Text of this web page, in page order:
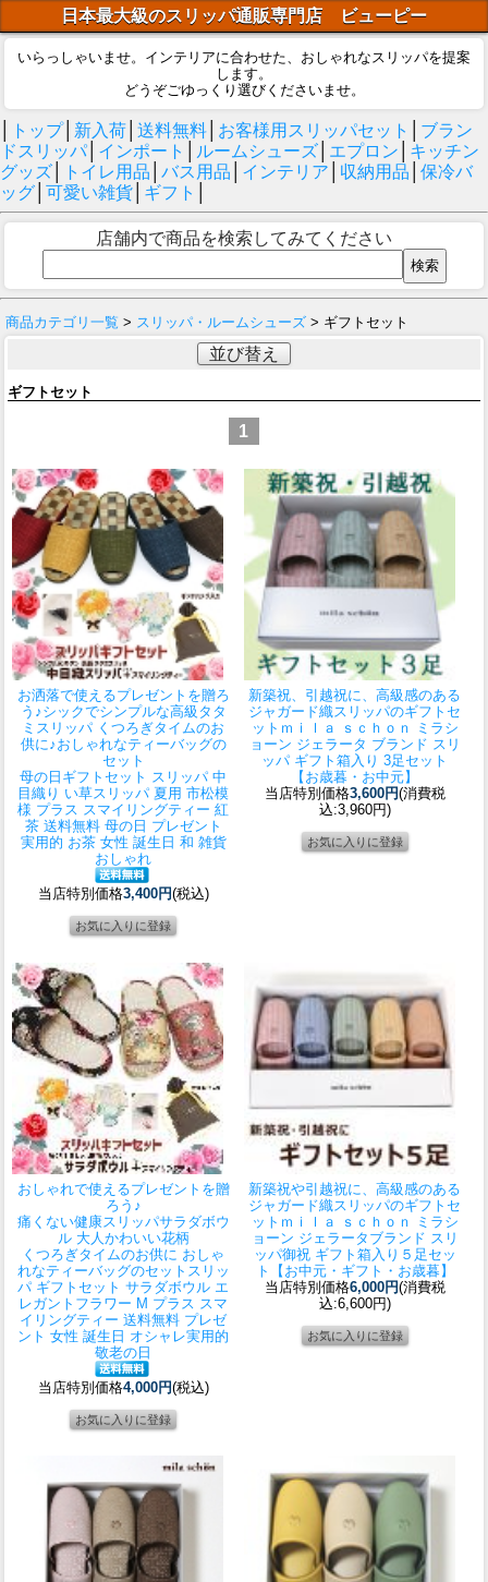
日本最大級のスリッパ通販専門店 ビューピー
いらっしゃいませ。インテリアに合わせた、おしゃれなスリッパを提案
します。
どうぞごゆっくり選びくださいませ。
トップ│ 新入荷 送料無料 お客様用スリッパセット
ブラン
ドスリッパ│ インポート ルームシューズ エプロン
キッチン
グッズ
トイレ用品 バス用品 インテリア 収納用品
保冷バ
ッグ 可愛い雑貨 ギフト
店舗内で商品を検索してみてください
商品カテゴリ一覧 > スリッパ・ルームシューズ > ギフトセット
並び替え
ギフトセット
1
お洒落で使えるプレゼントを贈ろ
う♪シックでシンプルな高級タタ
ミスリッパ くつろぎタイムのお
供に♪おしゃれなティーバッグの
セット
母の日ギフトセット スリッパ 中
目織り い草スリッパ 夏用 市松模
様 プラス スマイリングティー 紅
茶 送料無料 母の日 プレゼント
実用的 お茶 女性 誕生日 和 雑貨
おしゃれ
当店特別価格3,400円(税込)
新築祝、引越祝に、高級感のある
ジャガード織スリッパのギフトセ
ット ｍｉｌａ ｓｃｈｏｎ ミラシ
ョーン ジェラータ ブランド スリ
ッパ ギフト箱入り 3足セット
【お歳暮・お中元】
当店特別価格3,600円(消費税
込:3,960円)
おしゃれで使えるプレゼントを贈
ろう♪
痛くない健康スリッパサラダボウ
ル 大人かわいい花柄
くつろぎタイムのお供に おしゃ
れなティーバッグのセット スリッ
パ ギフトセット サラダボウル エ
レガントフラワー M プラス スマ
イリングティー 送料無料 プレゼ
ント 女性 誕生日 オシャレ実用的
敬老の日
当店特別価格4,000円(税込)
新築祝や引越祝に、高級感のある
ジャガード織スリッパのギフトセ
ット ｍｉｌａ ｓｃｈｏｎ ミラシ
ョーン ジェラータブランド スリ
ッパ御祝 ギフト箱入り５足セッ
ト【お中元・ギフト・お歳暮】
当店特別価格6,000円(消費税
込:6,600円)